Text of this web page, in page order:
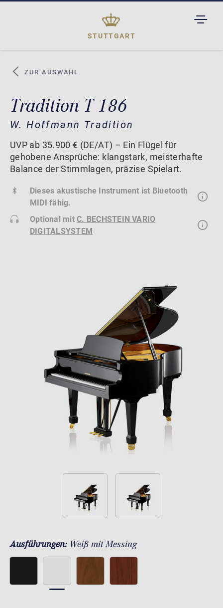
STUTTGART
ZUR AUSWAHL
Tradition T 186
W. Hoffmann Tradition
UVP ab 35.900 € (DE/AT) – Ein Flügel für
gehobene Ansprüche: klangstark, meisterhafte
Balance der Stimmlagen, präzise Spielart.
Dieses akustische Instrument ist Bluetooth
MIDI fähig.
Optional mitC. BECHSTEIN VARIO
DIGITALSYSTEM
Ausführungen: Weiß mit Messing